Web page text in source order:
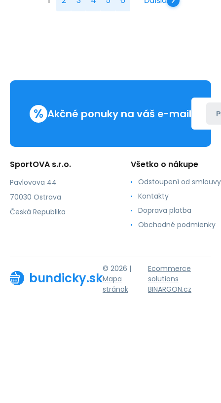
% Akčné ponuky na váš e-mail
SportOVA s.r.o.
Pavlovova 44
70030 Ostrava
Česká Republika
Všetko o nákupe
Odstoupení od smlouvy
Kontakty
Doprava platba
Obchodné podmienky
bundicky.sk
© 2026 |
Mapa
stránok
Ecommerce
solutions
BINARGON.cz